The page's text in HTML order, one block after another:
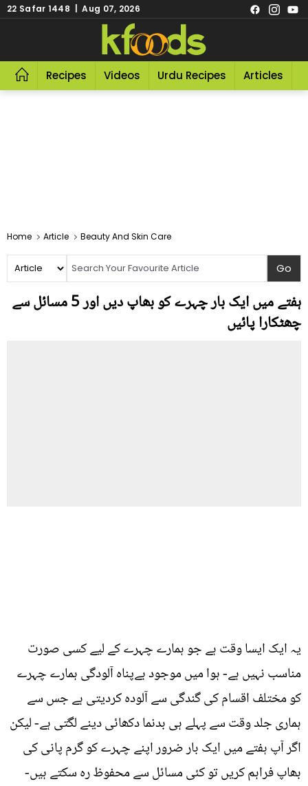
22 Safar 1448 | Aug 07, 2026
Recipes Videos Urdu Recipes Articles
Home Article Beauty And Skin Care
ہفتے میں ایک بار چہرے کو بھاپ دیں اور 5 مسائل سے
چھٹکارا پائیں
یہ ایک ایسا وقت ہے جو ہمارے چہرے کے لیے کسی صورت
مناسب نہیں ہے- ہوا میں موجود بےپناہ آلودگی ہمارے چہرے
کو مختلف اقسام کی گندگی سے آلودہ کردیتی ہے جس سے
ہماری جلد وقت سے پہلے ہی بدنما دکھائی دینے لگتی ہے- لیکن
اگر آپ ہفتے میں ایک بار ضرور اپنے چہرے کو گرم پانی کی
بھاپ فراہم کریں تو کئی مسائل سے محفوظ رہ سکتے ہیں-